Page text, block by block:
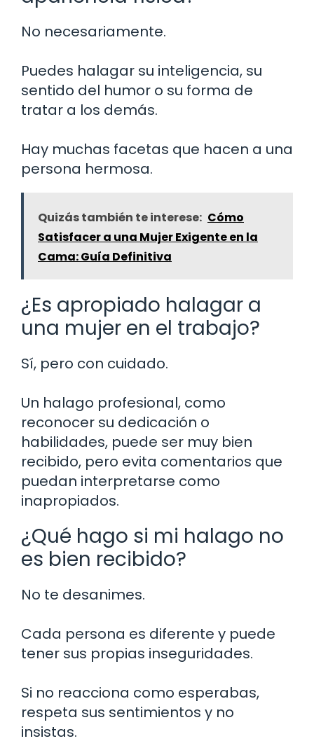
No necesariamente.
Puedes halagar su inteligencia, su
sentido del humor o su forma de
tratar a los demás.
Hay muchas facetas que hacen a una
persona hermosa.
Quizás también te interese: Cómo
Satisfacer a una Mujer Exigente en la
Cama: Guía Definitiva
¿Es apropiado halagar a
una mujer en el trabajo?
Sí, pero con cuidado.
Un halago profesional, como
reconocer su dedicación o
habilidades, puede ser muy bien
recibido, pero evita comentarios que
puedan interpretarse como
inapropiados.
¿Qué hago si mi halago no
es bien recibido?
No te desanimes.
Cada persona es diferente y puede
tener sus propias inseguridades.
Si no reacciona como esperabas,
respeta sus sentimientos y no
insistas.